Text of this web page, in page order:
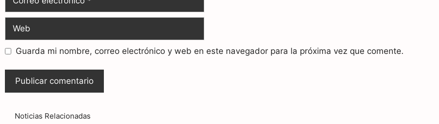
Guarda mi nombre, correo electrónico y web en este navegador para la próxima vez que comente.
Noticias Relacionadas